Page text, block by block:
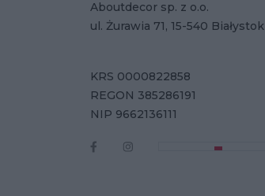
Aboutdecor sp. z o.o.
ul. Żurawia 71, 15-540 Białystok
KRS 0000822858
REGON 385286191
NIP 9662136111